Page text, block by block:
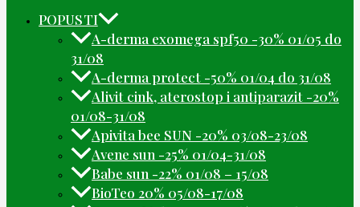
POPUSTI
A-derma exomega spf50 -30% 01/05 do
31/08
A-derma protect -50% 01/04 do 31/08
Alivit cink, aterostop i antiparazit -20%
01/08-31/08
Apivita bee SUN -20% 03/08-23/08
Avene sun -25% 01/04-31/08
Babe sun -22% 01/08 – 15/08
BioTeo 20% 05/08-17/08